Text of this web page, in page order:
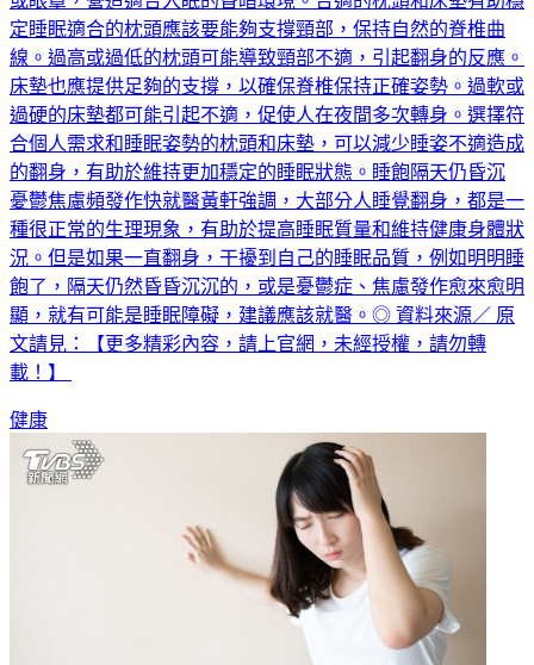
線。過高或過低的枕頭可能導致頸部不適，引起翻身的反應。
床墊也應提供足夠的支撐，以確保脊椎保持正確姿勢。過軟或
過硬的床墊都可能引起不適，促使人在夜間多次轉身。選擇符
合個人需求和睡眠姿勢的枕頭和床墊，可以減少睡姿不適造成
的翻身，有助於維持更加穩定的睡眠狀態。睡飽隔天仍昏沉
憂鬱焦慮頻發作快就醫黃軒強調，大部分人睡覺翻身，都是一
種很正常的生理現象，有助於提高睡眠質量和維持健康身體狀
況。但是如果一直翻身，干擾到自己的睡眠品質，例如明明睡
飽了，隔天仍然昏昏沉沉的，或是憂鬱症、焦慮發作愈來愈明
顯，就有可能是睡眠障礙，建議應該就醫。◎ 資料來源／ 原
文請見：【更多精彩內容，請上官網，未經授權，請勿轉
載！】